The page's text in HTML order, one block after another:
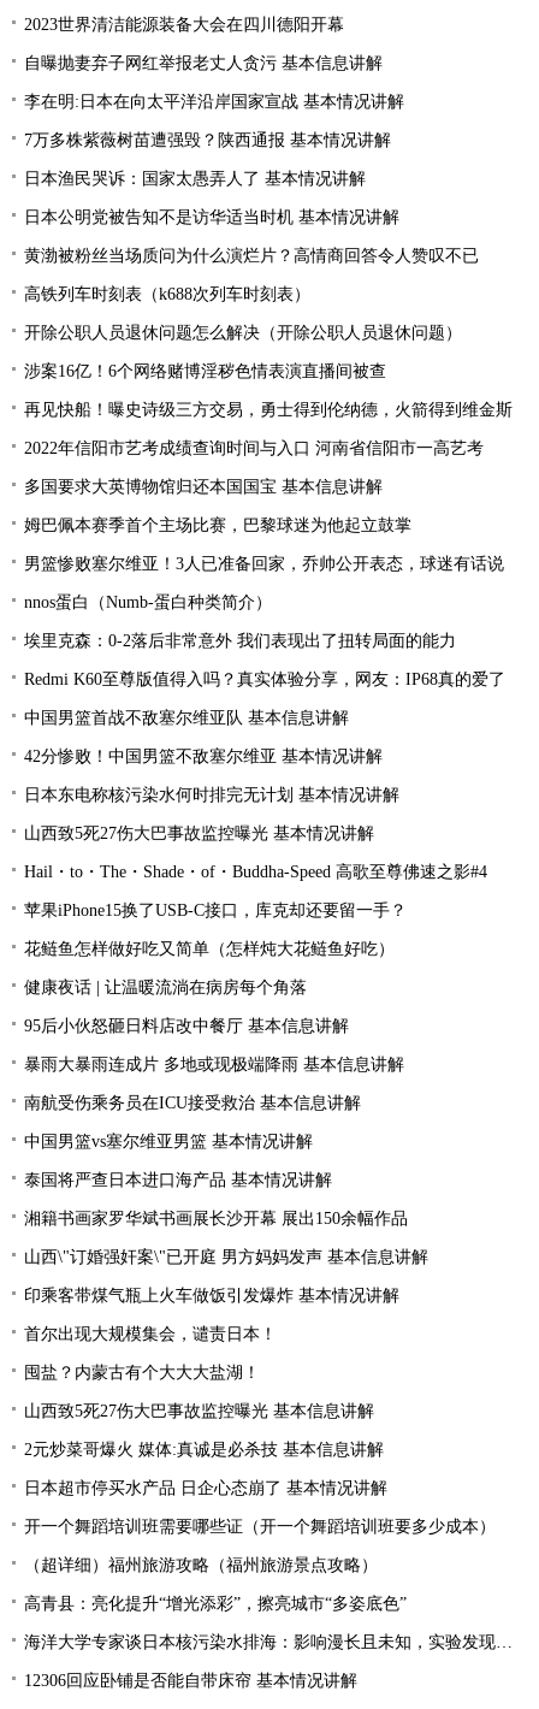
2023世界清洁能源装备大会在四川德阳开幕
自曝抛妻弃子网红举报老丈人贪污 基本信息讲解
李在明:日本在向太平洋沿岸国家宣战 基本情况讲解
7万多株紫薇树苗遭强毁？陕西通报 基本情况讲解
日本渔民哭诉：国家太愚弄人了 基本情况讲解
日本公明党被告知不是访华适当时机 基本情况讲解
黄渤被粉丝当场质问为什么演烂片？高情商回答令人赞叹不已
高铁列车时刻表（k688次列车时刻表）
开除公职人员退休问题怎么解决（开除公职人员退休问题）
涉案16亿！6个网络赌博淫秽色情表演直播间被查
再见快船！曝史诗级三方交易，勇士得到伦纳德，火箭得到维金斯
2022年信阳市艺考成绩查询时间与入口 河南省信阳市一高艺考
多国要求大英博物馆归还本国国宝 基本信息讲解
姆巴佩本赛季首个主场比赛，巴黎球迷为他起立鼓掌
男篮惨败塞尔维亚！3人已准备回家，乔帅公开表态，球迷有话说
nnos蛋白（Numb-蛋白种类简介）
埃里克森：0-2落后非常意外 我们表现出了扭转局面的能力
Redmi K60至尊版值得入吗？真实体验分享，网友：IP68真的爱了
中国男篮首战不敌塞尔维亚队 基本信息讲解
42分惨败！中国男篮不敌塞尔维亚 基本情况讲解
日本东电称核污染水何时排完无计划 基本情况讲解
山西致5死27伤大巴事故监控曝光 基本情况讲解
Hail・to・The・Shade・of・Buddha-Speed 高歌至尊佛速之影#4
苹果iPhone15换了USB-C接口，库克却还要留一手？
花鲢鱼怎样做好吃又简单（怎样炖大花鲢鱼好吃）
健康夜话 | 让温暖流淌在病房每个角落
95后小伙怒砸日料店改中餐厅 基本信息讲解
暴雨大暴雨连成片 多地或现极端降雨 基本信息讲解
南航受伤乘务员在ICU接受救治 基本信息讲解
中国男篮vs塞尔维亚男篮 基本情况讲解
泰国将严查日本进口海产品 基本情况讲解
湘籍书画家罗华斌书画展长沙开幕 展出150余幅作品
山西\"订婚强奸案\"已开庭 男方妈妈发声 基本信息讲解
印乘客带煤气瓶上火车做饭引发爆炸 基本情况讲解
首尔出现大规模集会，谴责日本！
囤盐？内蒙古有个大大大盐湖！
山西致5死27伤大巴事故监控曝光 基本信息讲解
2元炒菜哥爆火 媒体:真诚是必杀技 基本信息讲解
日本超市停买水产品 日企心态崩了 基本情况讲解
开一个舞蹈培训班需要哪些证（开一个舞蹈培训班要多少成本）
（超详细）福州旅游攻略（福州旅游景点攻略）
高青县：亮化提升“增光添彩”，擦亮城市“多姿底色”
海洋大学专家谈日本核污染水排海：影响漫长且未知，实验发现会损害贝类摄食与免疫功能
12306回应卧铺是否能自带床帘 基本情况讲解